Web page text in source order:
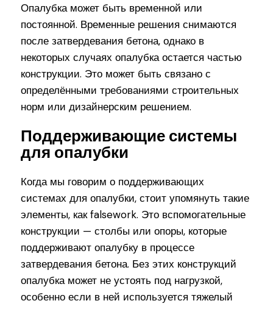
Опалубка может быть временной или
постоянной. Временные решения снимаются
после затвердевания бетона, однако в
некоторых случаях опалубка остается частью
конструкции. Это может быть связано с
определёнными требованиями строительных
норм или дизайнерским решением.
Поддерживающие системы
для опалубки
Когда мы говорим о поддерживающих
системах для опалубки, стоит упомянуть такие
элементы, как falsework. Это вспомогательные
конструкции — столбы или опоры, которые
поддерживают опалубку в процессе
затвердевания бетона. Без этих конструкций
опалубка может не устоять под нагрузкой,
особенно если в ней используется тяжелый